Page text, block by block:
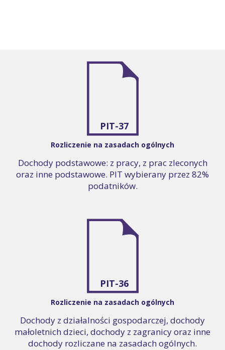
PIT-37
Rozliczenie na zasadach ogólnych
Dochody podstawowe: z pracy, z prac zleconych
oraz inne podstawowe. PIT wybierany przez 82%
podatników.
PIT-36
Rozliczenie na zasadach ogólnych
Dochody z działalności gospodarczej, dochody
małoletnich dzieci, dochody z zagranicy oraz inne
dochody rozliczane na zasadach ogólnych.